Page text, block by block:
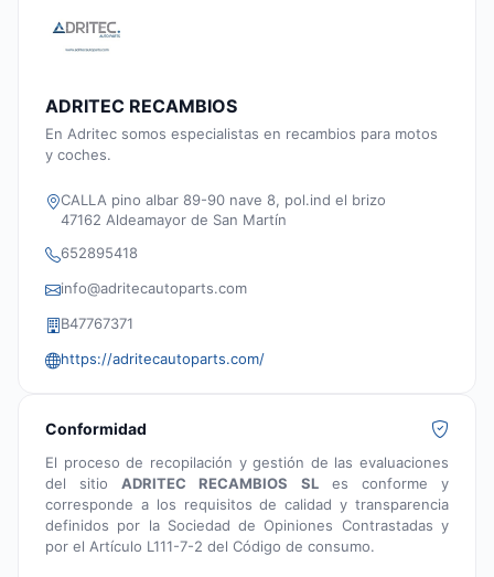
ADRITEC RECAMBIOS
En Adritec somos especialistas en recambios para motos
y coches.
CALLA pino albar 89-90 nave 8, pol.ind el brizo
47162 Aldeamayor de San Martín
652895418
info@adritecautoparts.com
B47767371
https://adritecautoparts.com/
Conformidad
El proceso de recopilación y gestión de las evaluaciones
del sitioADRITEC RECAMBIOS SLes conforme y
corresponde a los requisitos de calidad y transparencia
definidos por la Sociedad de Opiniones Contrastadas y
por el Artículo L111-7-2 del Código de consumo.